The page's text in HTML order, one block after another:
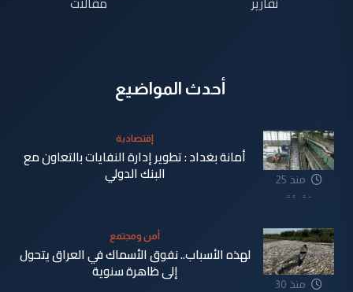
أحدث المواضيع
منذ 25
دقيقة
إقتصادية
أمانة بغداد : تطوير إدارة النفايات بالتعاون مع
البنك الدولي
منذ 30
أمن ومجتمع
لهذه الأسباب.. نفوق الأسماك في العراق يتحول
إلى ظاهرة سنوية